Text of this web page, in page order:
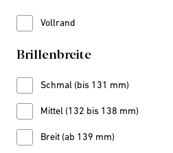
Vollrand
Refine by Fassung: Vollrand
Brillenbreite
Schmal (bis 131 mm)
Refine by Brillenbreite: Schmal
Mittel (132 bis 138 mm)
Refine by Brillenbreite: Mittel
Breit (ab 139 mm)
Refine by Brillenbreite: Breit (ab